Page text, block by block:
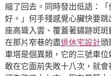
縮了回去。同時發出低語：
好。」何手殘感覺心臟快要
座高聳入雲、覆蓋著鏽跡斑
在那片窄巷的盡退休宅設計頭
車塔是個異類，它的三號車
敢在它面前失敗十八次，就